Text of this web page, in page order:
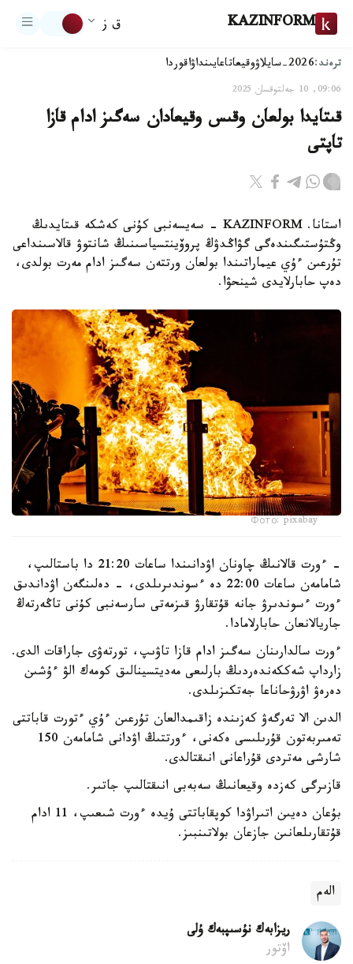
KAZINFORM ق ز
ترەند:2026-سايلاۋ وقيعاتاعايىنداۋاقوردا
09:06, 10 جەلتوقسان 2025
قىتايدا بولعان وقىس وقيعادان سەگىز ادام قازا
تاپتى
استانا. KAZINFORM - سەيسەنبى كۇنى كەشكە قىتايدىڭ
وڭتۇستىگىندەگى گۋاڭدۋڭ پروۆينتسياسىنىڭ شانتوۋ قالاسىنداعى
تۇرعىن ءۇي عيماراتىندا بولعان ورتتەن سەگىز ادام مەرت بولدى،
دەپ حابارلايدى شينحۋا.
Фото: pixabay
- ءورت قالانىڭ چاونان اۋدانىندا ساعات 21:20 دا باستالىپ،
شامامەن ساعات 22:00 دە ءسوندىرىلدى، - دەلىنگەن اۋداندىق
ءورت ءسوندىرۋ جانە قۇتقارۋ قىزمەتى سارسەنبى كۇنى تاڭەرتەڭ
جاريالانعان حابارلامادا.
ءورت سالدارىنان سەگىز ادام قازا تاۋىپ، تورتەۋى جاراقات الدى.
زارداپ شەككەندەردىڭ بارلىعى مەديتسينالىق كومەك الۋ ءۇشىن
دەرەۋ اۋرۋحاناعا جەتكىزىلدى.
الدىن الا تەرگەۋ كەزىندە زاقىمدالعان تۇرعىن ءۇي ءتورت قاباتتى
تەمىربەتون قۇرىلىسى ەكەنى، ءورتتىڭ اۋدانى شامامەن 150
شارشى مەتردى قۇراعانى انىقتالدى.
قازىرگى كەزدە وقيعانىڭ سەبەبى انىقتالىپ جاتىر.
بۇعان دەيىن اتىراۋدا كوپقاباتتى ۇيدە ءورت شىعىپ، 11 ادام
قۇتقارىلعانىن جازعان بولاتىنبىز.
الەم
ريزابەك نۇسىپبەك ۇلى
اۆتور